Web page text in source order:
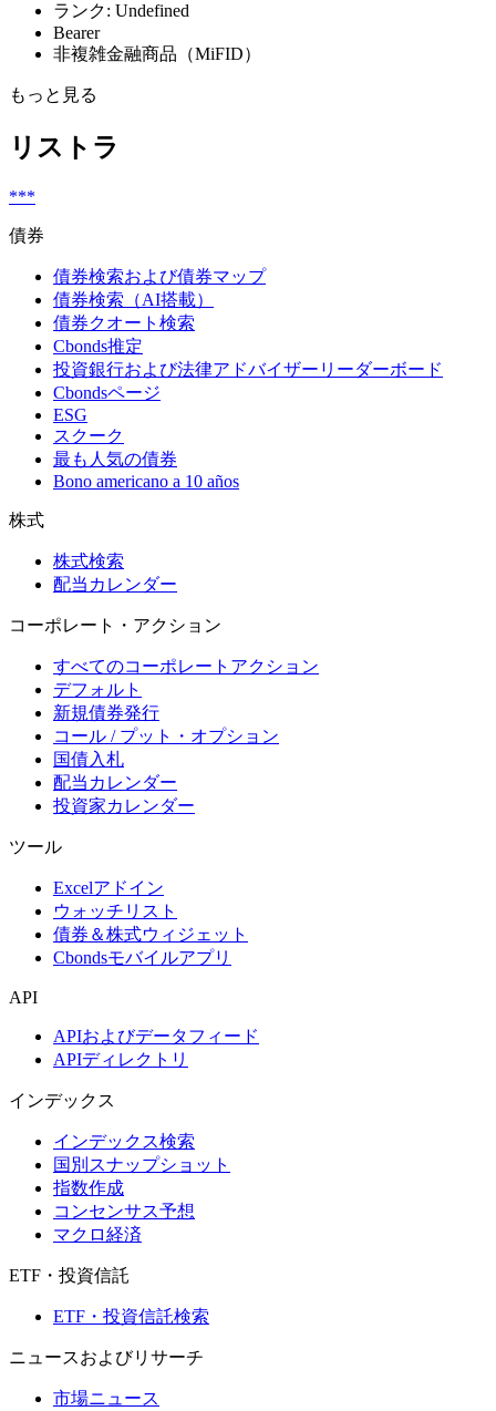
ランク: Undefined
Bearer
非複雑金融商品（MiFID）
もっと見る
リストラ
***
債券
債券検索および債券マップ
債券検索（AI搭載）
債券クオート検索
Cbonds推定
投資銀行および法律アドバイザーリーダーボード
Cbondsページ
ESG
スクーク
最も人気の債券
Bono americano a 10 años
株式
株式検索
配当カレンダー
コーポレート・アクション
すべてのコーポレートアクション
デフォルト
新規債券発行
コール / プット・オプション
国債入札
配当カレンダー
投資家カレンダー
ツール
Excelアドイン
ウォッチリスト
債券＆株式ウィジェット
Cbondsモバイルアプリ
API
APIおよびデータフィード
APIディレクトリ
インデックス
インデックス検索
国別スナップショット
指数作成
コンセンサス予想
マクロ経済
ETF・投資信託
ETF・投資信託検索
ニュースおよびリサーチ
市場ニュース